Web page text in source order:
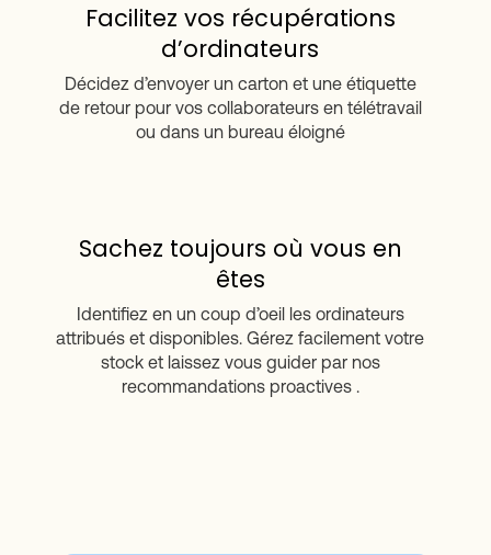
Facilitez vos récupérations
d’ordinateurs
Décidez d’envoyer un carton et une étiquette
de retour pour vos collaborateurs en télétravail
ou dans un bureau éloigné
Sachez toujours où vous en
êtes
Identifiez en un coup d’oeil les ordinateurs
attribués et disponibles. Gérez facilement votre
stock et laissez vous guider par nos
recommandations proactives .